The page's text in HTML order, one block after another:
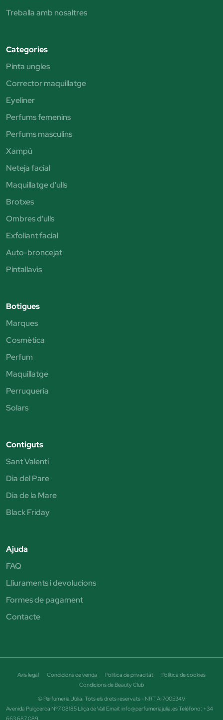
Treballa amb nosaltres
Categories
Pinta ungles
Corrector maquillatge
Eyeliner
Perfums femenins
Perfums masculins
Xampú
Neteja facial
Maquillatge d'ulls
Brotxes
Ombres d'ulls
Exfoliant facial
Auto-broncejat
Pintallavis
Botigues
Marques
Cosmètica
Perfum
Maquillatge
Perruqueria
Solars
Contiguts
Sant Valentí
Dia del Pare
Dia de la Mare
Black Friday
Ajuda
FAQ
Lliuraments i devolucions
Formes de pagament
Contacte
© Perfumeria Júlia. Tots els drets reservats - NRT A-700534V
Avís legal Condicions de venda Política de privacitat
Política de cookies
Condicions de Beauty Club
Avenida Puigcerda Nº7 08185 Lliça de Vall Email: info@perfumeriajulia.es Teléfono: +34
663 687 089